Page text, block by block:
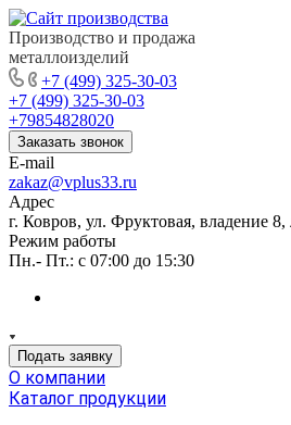
Производство и продажа
металлоизделий
+7 (499) 325-30-03
+7 (499) 325-30-03
+79854828020
Заказать звонок
E-mail
zakaz@vplus33.ru
Адрес
г. Ковров, ул. Фруктовая, владение 8,
Режим работы
Пн.- Пт.: с 07:00 до 15:30
Подать заявку
О компании
Каталог продукции